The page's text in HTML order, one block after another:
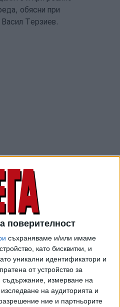
поверителност
съхраняваме и/или имаме
като бисквитки, и
уникални идентификатори и
от устройство за
съдържание, измерване на
на аудиторията и
ние и партньорите
обясни при
Терзиев.
на Центъра за градска
и гражданите няма да
Те трябва да посетят
си на място, ако
в системата. В противен
може да се прехвърли в
е недостъпна услуга за
не е получило
пуснато в употреба за
система. Клиентите с